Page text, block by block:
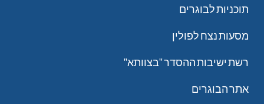
תוכניות לבוגרים
מסעות נצח לפולין
רשת ישיבות ההסדר "בצוותא"
אתר הבוגרים